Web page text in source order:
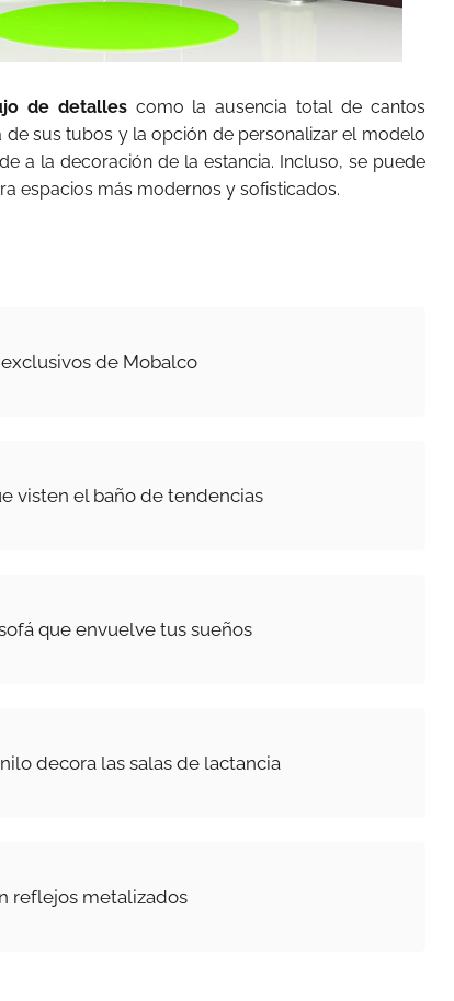
de detallescomo la ausencia total de cantos
de sus tubos y la opción de personalizar el modelo
a la decoración de la estancia. Incluso, se puede
espacios más modernos y sofisticados.
de Mobalco
visten el baño de tendencias
que envuelve tus sueños
decora las salas de lactancia
reflejos metalizados